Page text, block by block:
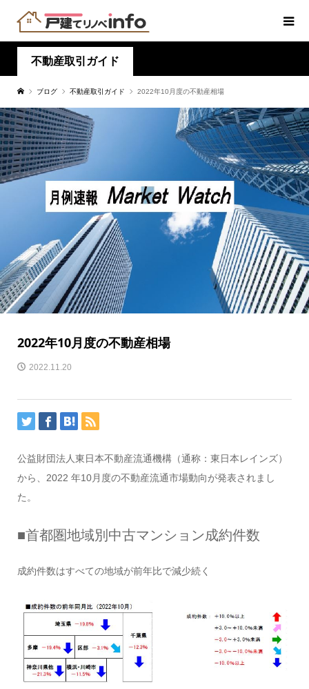
不動産取引ガイド
ブログ 不動産取引ガイド 2022年10月度の不動産相場
2022年10月度の不動産相場
2022.11.20
公益財団法人東日本不動産流通機構（通称：東日本レインズ）
から、2022 年10月度の不動産流通市場動向が発表されまし
た。
■首都圏地域別中古マンション成約件数
成約件数はすべての地域が前年比で減少続く